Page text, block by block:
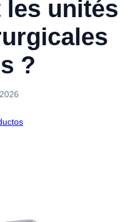
les unités
?